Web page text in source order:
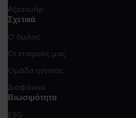
Αξεσουάρ
Σχετικά
Ο όμιλος
Οι εταιρείες μας
Ομάδα ηγεσίας
Διαφάνεια
Βιωσιμότητα
ESG